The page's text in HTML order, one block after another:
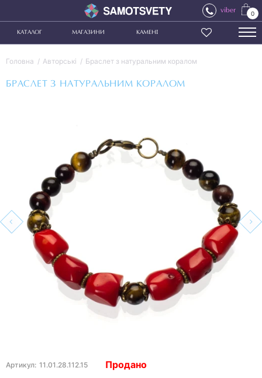
viber 0
КАТАЛОГ МАГАЗИНИ КАМЕНІ
Головна Авторські Браслет з натуральним коралом
БРАСЛЕТ З НАТУРАЛЬНИМ КОРАЛОМ
Артикул: 11.01.28.112.15 Продано